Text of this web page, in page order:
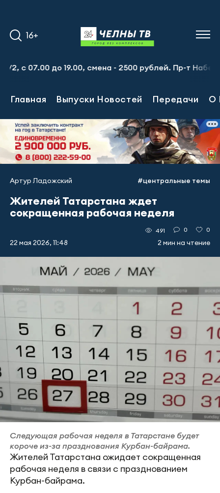
16+
07.00 до 19.00, смена - 2500 рублей. Пр-т
Главная Выпуски Новостей Передачи О
Артур Ладожский #центральные темы
Жителей Татарстана ждет
сокращенная рабочая неделя
22 мая 2026, 11:48
491 0 0
2 мин на чтение
Следующая рабочая неделя в Татарстане будет
короче из-за празднования Курбан-байрама.
Жителей Татарстана ожидает сокращенная
рабочая неделя в связи с празднованием
Курбан-байрама.